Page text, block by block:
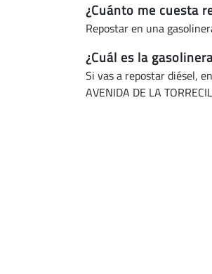
¿Cuánto me cuesta
Repostar en una
¿Cuál es la
Si vas a repostar diésel,
AVENIDA DE LA